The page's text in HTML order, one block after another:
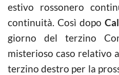
estivo rossonero
continuità. Così dopo
giorno del terzino
misterioso caso relativo
terzino destro per la